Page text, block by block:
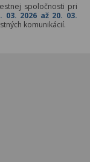
spoločnosti pri
03. 2026 až 20. 03.
komunikácií.